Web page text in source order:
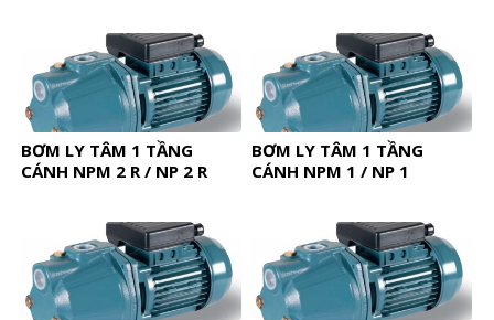
BƠM LY TÂM 1 TẦNG
CÁNH NPM 2 R / NP 2 R
BƠM LY TÂM 1 TẦNG
CÁNH NPM 1 / NP 1